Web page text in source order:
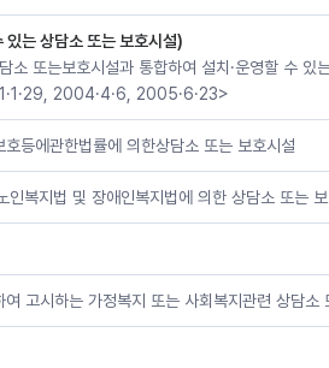
있는 상담소 또는 보호시설)
소 또는보호시설과 통합하여 설치·운영할 수 있
2004·4·6, 2005·6·23>
등에관한법률에 의한상담소 또는 보호시설
인복지법 및 장애인복지법에 의한 상담소 또는
고시하는 가정복지 또는 사회복지관련 상담소